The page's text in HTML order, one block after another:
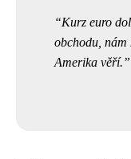
Kurz euro
obchodu, nám
Amerika věří.